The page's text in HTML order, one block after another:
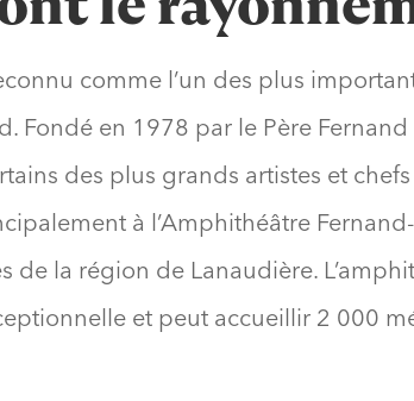
comme l’un des plus
Fondé en 1978 par le Père
des plus grands artistes et
à l’Amphithéâtre
de la région de Lanaudière.
et peut accueillir 2 000